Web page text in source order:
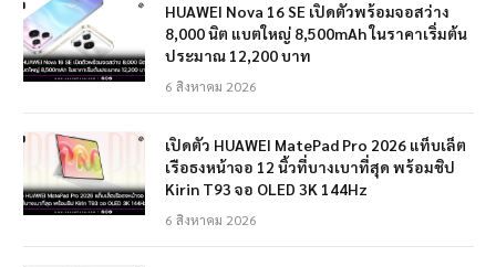
HUAWEI Nova 16 SE เปิดตัวพร้อมจอสว่าง
8,000 นิต แบตใหญ่ 8,500mAh ในราคาเริ่มต้น
ประมาณ 12,200 บาท
6 สิงหาคม 2026
เปิดตัว HUAWEI MatePad Pro 2026 แท็บเล็ต
เรือธงหน้าจอ 12 นิ้วที่บางเบาที่สุด พร้อมชิป
Kirin T93 จอ OLED 3K 144Hz
6 สิงหาคม 2026